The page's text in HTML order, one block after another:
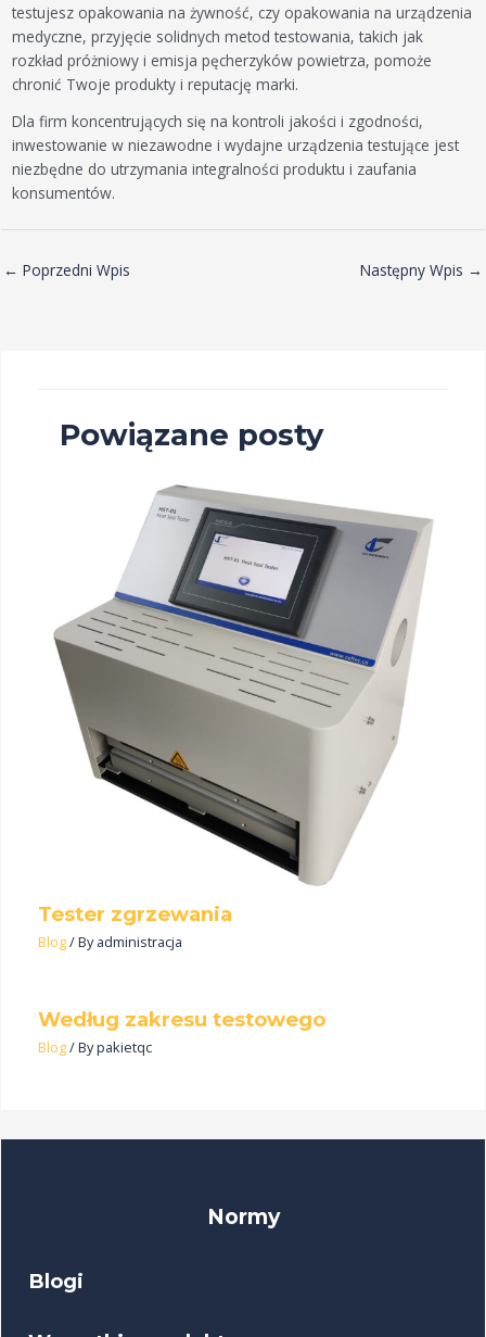
testujesz opakowania na żywność, czy opakowania na urządzenia
medyczne, przyjęcie solidnych metod testowania, takich jak
rozkład próżniowy i emisja pęcherzyków powietrza, pomoże
chronić Twoje produkty i reputację marki.
Dla firm koncentrujących się na kontroli jakości i zgodności,
inwestowanie w niezawodne i wydajne urządzenia testujące jest
niezbędne do utrzymania integralności produktu i zaufania
konsumentów.
← Poprzedni Wpis Następny Wpis →
Powiązane posty
Tester zgrzewania
Blog/ Byadministracja
Według zakresu testowego
Blog/ Bypakietqc
Normy
Blogi